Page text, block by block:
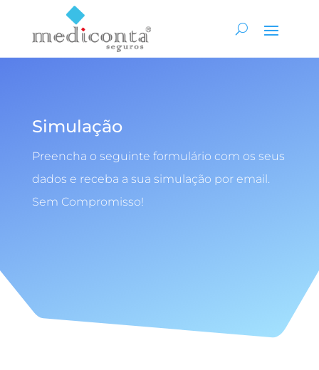
Simulação
Preencha o seguinte formulário com os seus
dados e receba a sua simulação por email.
Sem Compromisso!